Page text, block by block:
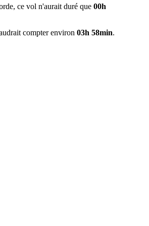
ce vol n'aurait duré que 00h
compter environ 03h 58min.